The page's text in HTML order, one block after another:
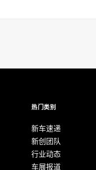
热门类别
新车速递
新创团队
行业动态
车展报道